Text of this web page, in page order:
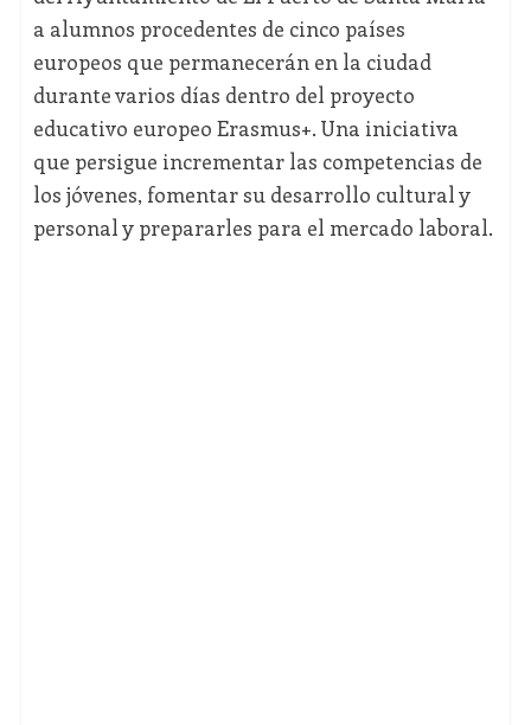
a alumnos procedentes de cinco países
europeos que permanecerán en la ciudad
durante varios días dentro del proyecto
educativo europeo Erasmus+. Una iniciativa
que persigue incrementar las competencias de
los jóvenes, fomentar su desarrollo cultural y
personal y prepararles para el mercado laboral.